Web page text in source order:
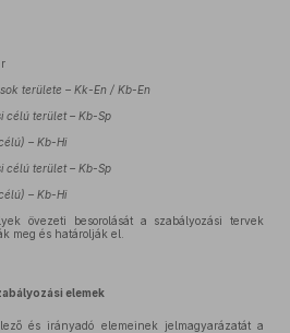
területe – Kk-En / Kb-En
célú terület – Kb-Sp
– Kb-Hi
célú terület – Kb-Sp
– Kb-Hi
övezeti besorolását a szabályozási tervek
meg és határolják el.
elemek
és irányadó elemeinek jelmagyarázatát a